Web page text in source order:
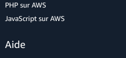
PHP sur AWS
JavaScript sur AWS
Aide